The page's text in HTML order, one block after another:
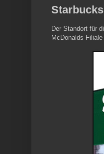
Der Standort für
McDonalds